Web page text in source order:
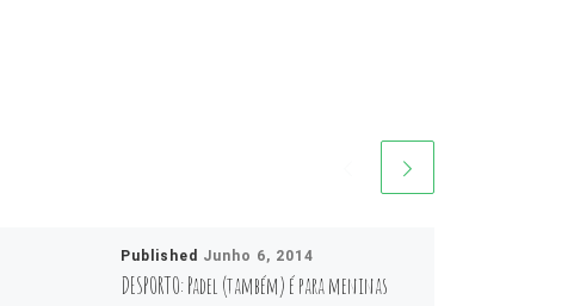
Published Junho 6, 2014
DESPORTO: Padel (também) é para meninas